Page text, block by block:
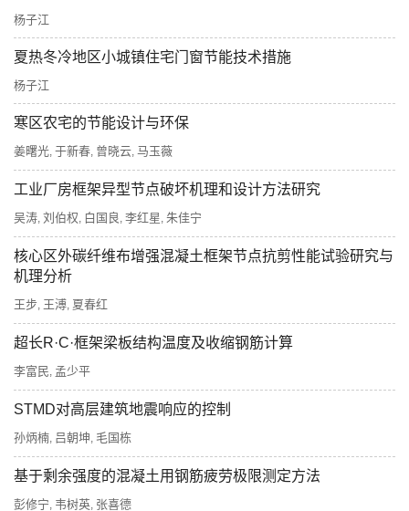
杨子江
夏热冬冷地区小城镇住宅门窗节能技术措施
杨子江
寒区农宅的节能设计与环保
姜曙光 于新春 曾晓云 马玉薇
工业厂房框架异型节点破坏机理和设计方法研究
吴涛 刘伯权 白国良 李红星 朱佳宁
核心区外碳纤维布增强混凝土框架节点抗剪性能试验研究与
机理分析
王步 王溥 夏春红
超长R·C·框架梁板结构温度及收缩钢筋计算
李富民 孟少平
STMD对高层建筑地震响应的控制
孙炳楠 吕朝坤 毛国栋
基于剩余强度的混凝土用钢筋疲劳极限测定方法
彭修宁 韦树英 张喜德